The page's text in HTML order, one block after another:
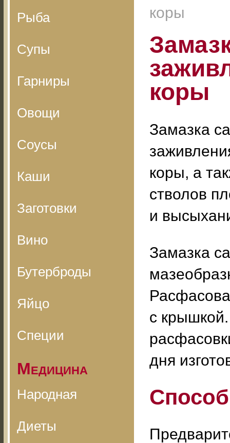
Рыба
Супы
Гарниры
Овощи
Соусы
Каши
Заготовки
Вино
Бутерброды
Яйцо
Специи
Медицина
Народная
Диеты
коры
коры
Замазка
коры, а
стволов
и
Замазка
с
дня